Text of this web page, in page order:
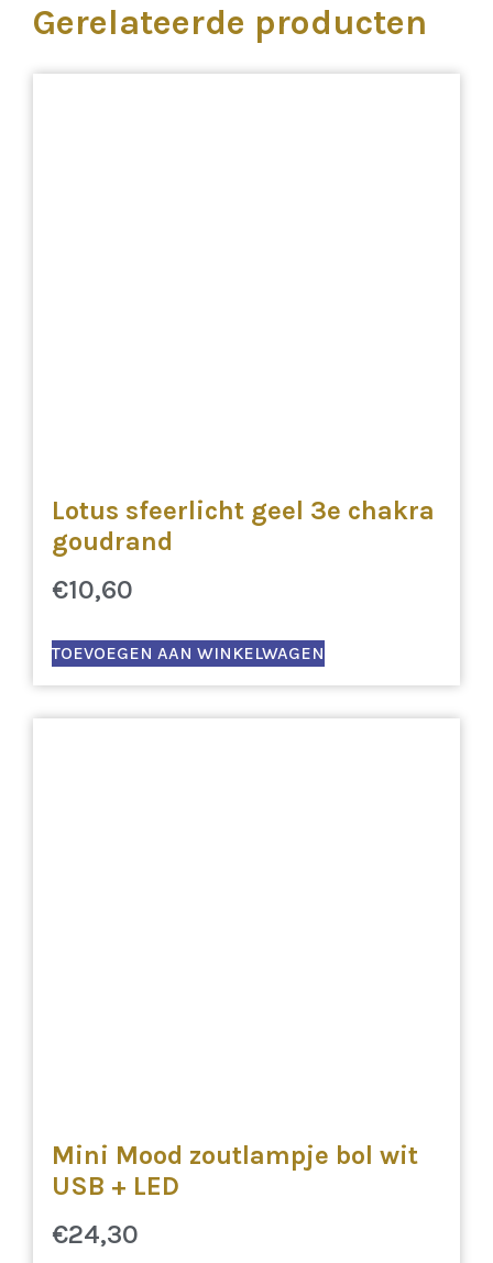
Gerelateerde producten
Lotus sfeerlicht geel 3e chakra
goudrand
€10,60
TOEVOEGEN AAN WINKELWAGEN
Mini Mood zoutlampje bol wit
USB + LED
€24,30